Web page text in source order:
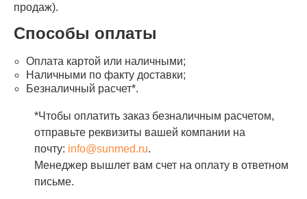
продаж).
Способы оплаты
Оплата картой или наличными;
Наличными по факту доставки;
Безналичный расчет*.
*Чтобы оплатить заказ безналичным расчетом,
отправьте реквизиты вашей компании на
почту: info@sunmed.ru.
Менеджер вышлет вам счет на оплату в ответном
письме.